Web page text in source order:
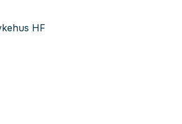
HF